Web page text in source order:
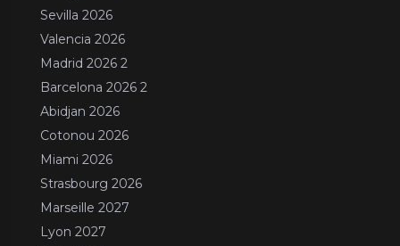
Sevilla 2026
Valencia 2026
Madrid 2026 2
Barcelona 2026 2
Abidjan 2026
Cotonou 2026
Miami 2026
Strasbourg 2026
Marseille 2027
Lyon 2027